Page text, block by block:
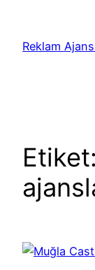
Reklam
Etiket: